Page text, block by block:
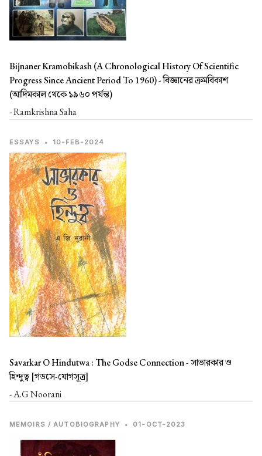
Bijnaner Kramobikash (A Chronological History Of Scientific
Progress Since Ancient Period To 1960) -বিজ্ঞানের ক্রমবিকাশ
(আদিমকাল থেকে ১৯৬০ পর্যন্ত)
- Ramkrishna Saha
ESSAYS • 10-FEB-2024
Savarkar O Hindutwa : The Godse Connection -সাভারকার ও
হিন্দুত্ব [গডসে-যোগসূত্র]
- A.G Noorani
MEMOIRS / AUTOBIOGRAPHY • 01-OCT-2023